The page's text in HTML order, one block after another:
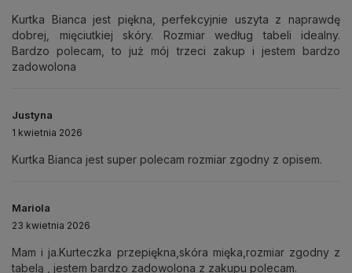
Kurtka Bianca jest piękna, perfekcyjnie uszyta z naprawdę
dobrej, mięciutkiej skóry. Rozmiar według tabeli idealny.
Bardzo polecam, to już mój trzeci zakup i jestem bardzo
zadowolona
Justyna
1 kwietnia 2026
Kurtka Bianca jest super polecam rozmiar zgodny z opisem.
Mariola
23 kwietnia 2026
Mam i ja.Kurteczka przepiękna,skóra mięka,rozmiar zgodny z
tabelą , jestem bardzo zadowolona z zakupu polecam.